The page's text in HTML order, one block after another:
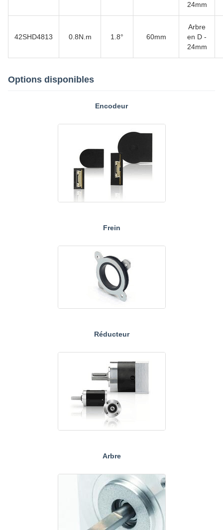
24mm
42SHD4813 0.8N.m 1.8° 60mm
Arbre
en D -
24mm
Options disponibles
Encodeur
Frein
Réducteur
Arbre